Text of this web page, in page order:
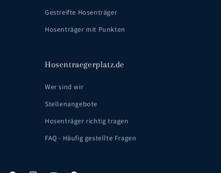
Gestreifte Hosenträger
Hosenträger mit Punkten
Hosentraegerplatz.de
Wer sind wir
Stellenangebote
Hosenträger richtig tragen
FAQ - Häufig gestellte Fragen